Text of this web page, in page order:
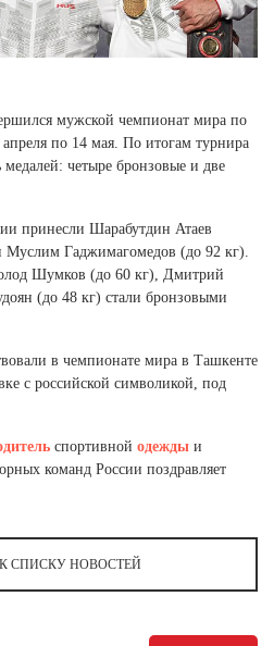
(3)
(1)
мужской чемпионат мира по
по 14 мая. По итогам турнира
медалей: четыре бронзовые и две
принесли Шарабутдин Атаев
Муслим Гаджимагомедов (до 92 кг).
Шумков (до 60 кг), Дмитрий
(до 48 кг) стали бронзовыми
в чемпионате мира в Ташкенте
с российской символикой, под
спортивной одежды и
команд России поздравляет
СПИСКУ НОВОСТЕЙ